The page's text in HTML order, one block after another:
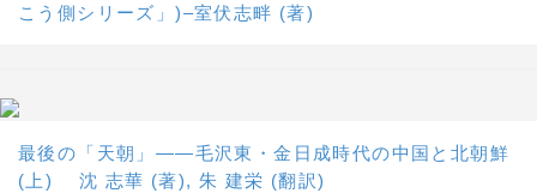
こう側シリーズ」)–室伏志畔 (著)
最後の「天朝」――毛沢東・金日成時代の中国と北朝鮮
(上) 沈 志華 (著), 朱 建栄 (翻訳)